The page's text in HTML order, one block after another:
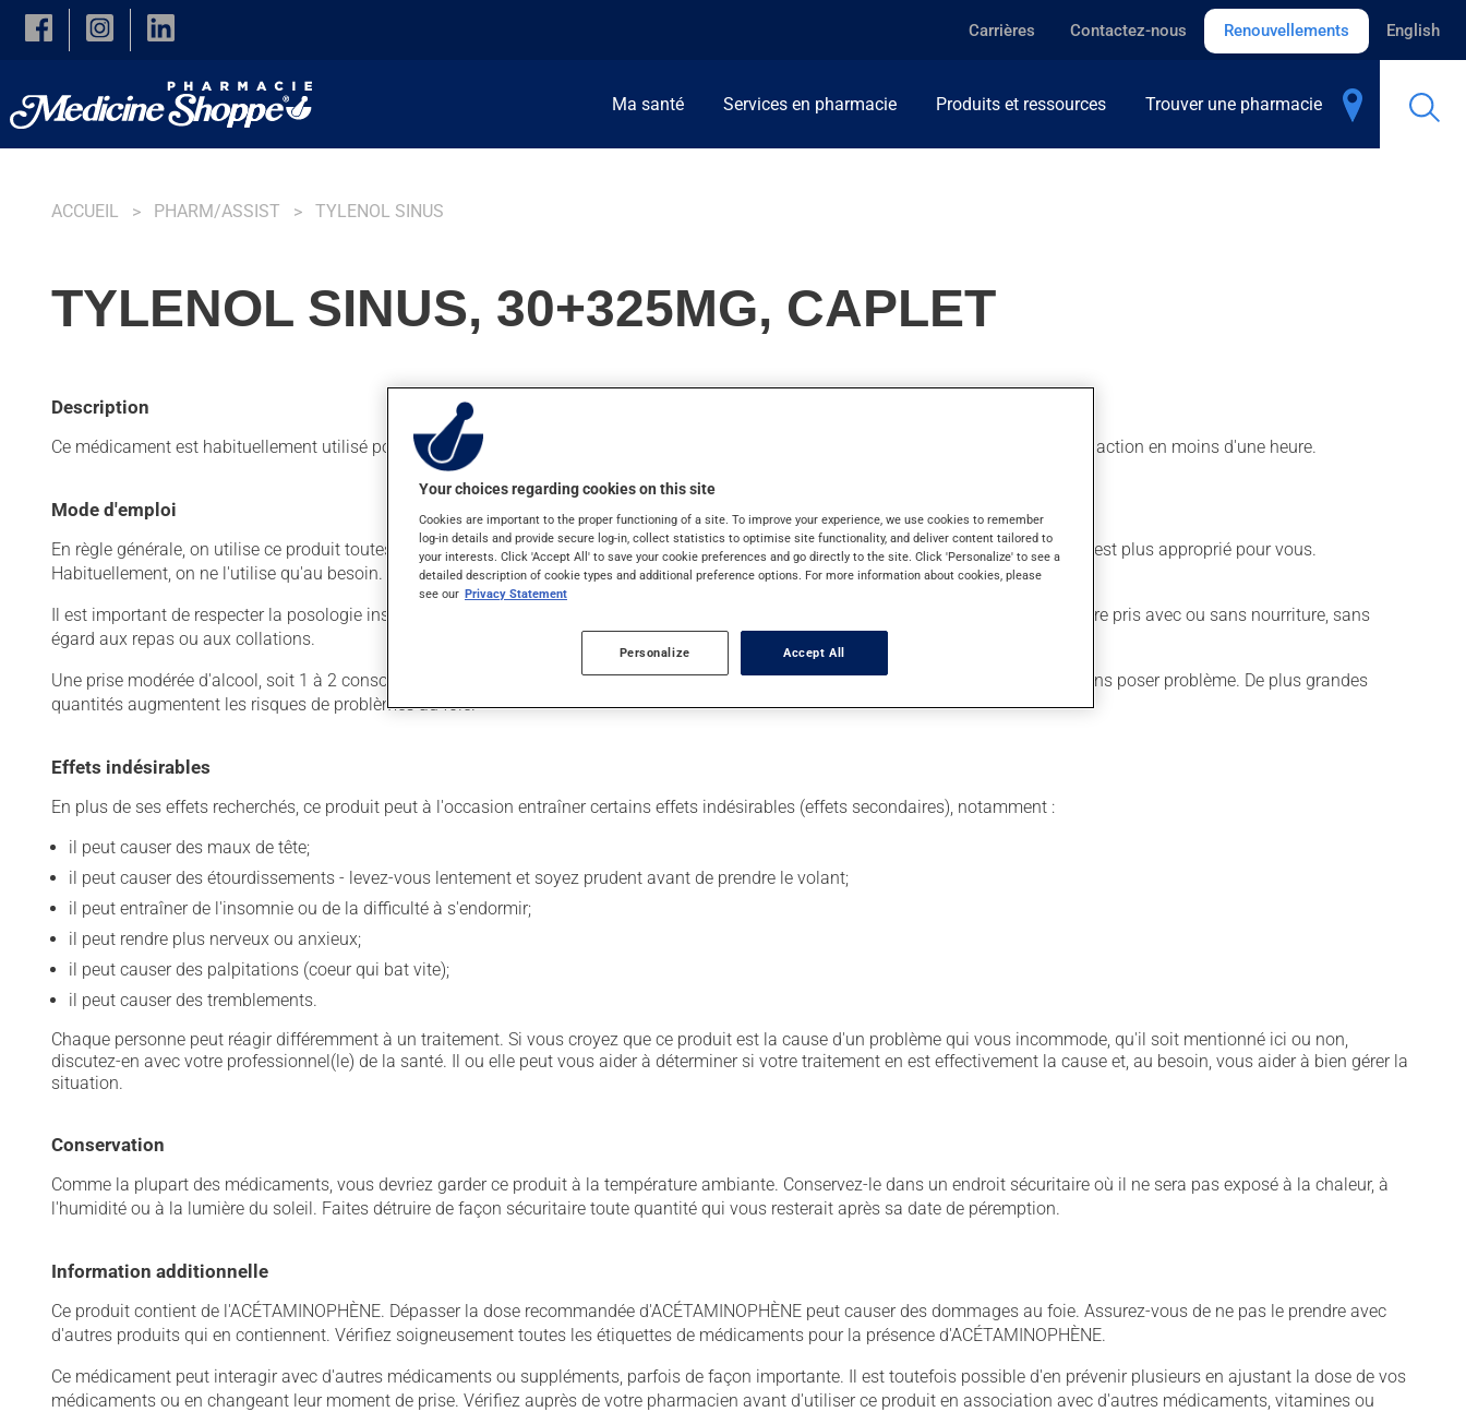
Skip to main content
Carrières Contactez-nous Renouvellements English
Ma santé Services en pharmacie Produits et ressources Trouver une pharmacie
ACCUEIL PHARM/ASSIST TYLENOL SINUS
TYLENOL SINUS, 30+325MG, CAPLET
Description
Ce médicament est habituellement utilisé pour réduire la fièvre, pour soulager la douleur et pour la congestion nasale. On peut sentir son action en moins d'une heure.
Mode d'emploi
En règle générale, on utilise ce produit toutes les six heures. Il est possible que votre pharmacien vous ait indiqué un horaire différent qui est plus approprié pour vous.
Habituellement, on ne l'utilise qu'au besoin.
Il est important de respecter la posologie inscrite sur l'étiquette. N'en utilisez pas plus, ni plus souvent qu'indiqué. Ce médicament peut être pris avec ou sans nourriture, sans
égard aux repas ou aux collations.
Une prise modérée d'alcool, soit 1 à 2 consommations d'alcool par jour (1 ou 2 verres de vin ou 1 ou 2 petites bières, etc.) est possible sans poser problème. De plus grandes
quantités augmentent les risques de problèmes au foie.
Effets indésirables
En plus de ses effets recherchés, ce produit peut à l'occasion entraîner certains effets indésirables (effets secondaires), notamment :
il peut causer des maux de tête;
il peut causer des étourdissements - levez-vous lentement et soyez prudent avant de prendre le volant;
il peut entraîner de l'insomnie ou de la difficulté à s'endormir;
il peut rendre plus nerveux ou anxieux;
il peut causer des palpitations (coeur qui bat vite);
il peut causer des tremblements.
Chaque personne peut réagir différemment à un traitement. Si vous croyez que ce produit est la cause d'un problème qui vous incommode, qu'il soit mentionné ici ou non,
discutez-en avec votre professionnel(le) de la santé. Il ou elle peut vous aider à déterminer si votre traitement en est effectivement la cause et, au besoin, vous aider à bien gérer la
situation.
Conservation
Comme la plupart des médicaments, vous devriez garder ce produit à la température ambiante. Conservez-le dans un endroit sécuritaire où il ne sera pas exposé à la chaleur, à
l'humidité ou à la lumière du soleil. Faites détruire de façon sécuritaire toute quantité qui vous resterait après sa date de péremption.
Information additionnelle
Ce produit contient de l'ACÉTAMINOPHÈNE. Dépasser la dose recommandée d'ACÉTAMINOPHÈNE peut causer des dommages au foie. Assurez-vous de ne pas le prendre avec
d'autres produits qui en contiennent. Vérifiez soigneusement toutes les étiquettes de médicaments pour la présence d'ACÉTAMINOPHÈNE.
Ce médicament peut interagir avec d'autres médicaments ou suppléments, parfois de façon importante. Il est toutefois possible d'en prévenir plusieurs en ajustant la dose de vos
médicaments ou en changeant leur moment de prise. Vérifiez auprès de votre pharmacien avant d'utiliser ce produit en association avec d'autres médicaments, vitamines ou
Your choices regarding cookies on this site
Cookies are important to the proper functioning of a site. To improve your experience, we use cookies to remember
log-in details and provide secure log-in, collect statistics to optimise site functionality, and deliver content tailored to
your interests. Click 'Accept All' to save your cookie preferences and go directly to the site. Click 'Personalize' to see a
detailed description of cookie types and additional preference options. For more information about cookies, please
see our Privacy Statement
Personalize Accept All